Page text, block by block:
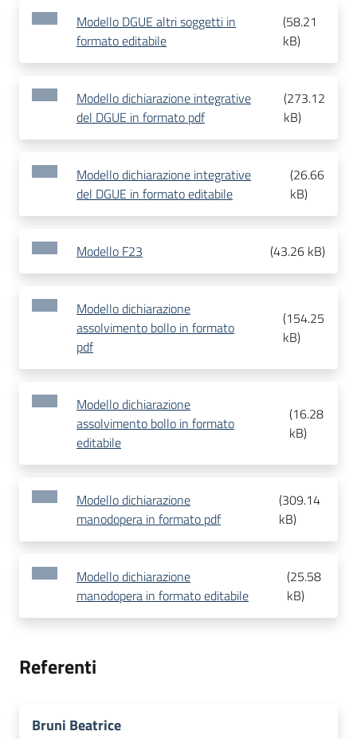
Modello DGUE altri soggetti in
formato editabile
(58.21
kB)
Modello dichiarazione integrative
del DGUE in formato pdf
(273.12
kB)
Modello dichiarazione integrative
del DGUE in formato editabile
(26.66
kB)
Modello F23 (43.26 kB)
Modello dichiarazione
assolvimento bollo in formato
pdf
(154.25
kB)
Modello dichiarazione
assolvimento bollo in formato
editabile
(16.28
kB)
Modello dichiarazione
manodopera in formato pdf
(309.14
kB)
Modello dichiarazione
manodopera in formato editabile
(25.58
kB)
Referenti
Bruni Beatrice